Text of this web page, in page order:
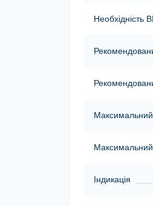
Необхідність
Індикація